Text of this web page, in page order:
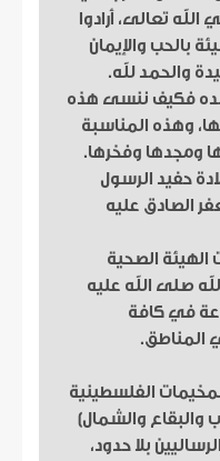
تعالى، أرادوا
بالحب والإيمان
والحمد لله.
فكيف ننسى هذه
وهذه المناسبة
ومجدها وفخرها.
حفيد الرسول
الصادق عليه
الهيئة الصحية
صلى الله عليه
في كافة
المناطق.
الفلسطينية
والشمال)
بلا حدود،